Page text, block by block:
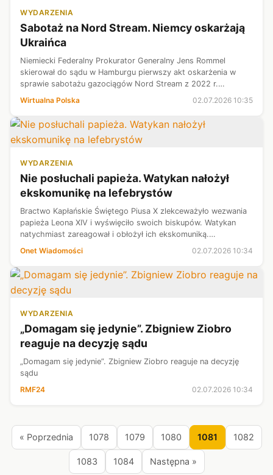
WYDARZENIA
Sabotaż na Nord Stream. Niemcy oskarżają
Ukraińca
Niemiecki Federalny Prokurator Generalny Jens Rommel
skierował do sądu w Hamburgu pierwszy akt oskarżenia w
sprawie sabotażu gazociągów Nord Stream z 2022 r.
Wirtualna Polska 02.07.2026 10:35
WYDARZENIA
Nie posłuchali papieża. Watykan nałożył
ekskomunikę na lefebrystów
Bractwo Kapłańskie Świętego Piusa X zlekceważyło wezwania
papieża Leona XIV i wyświęciło swoich biskupów. Watykan
natychmiast zareagował i obłożył ich ekskomuniką.
Ekskomunikowani zostali także księża i wierni należący do
Onet Wiadomości 02.07.2026 10:34
WYDARZENIA
„Domagam się jedynie”. Zbigniew Ziobro
reaguje na decyzję sądu
„Domagam się jedynie”. Zbigniew Ziobro reaguje na decyzję
sądu
RMF24
02.07.2026 10:34
« Poprzednia 1078 1079 1080 1081 1082
1083 1084 Następna »